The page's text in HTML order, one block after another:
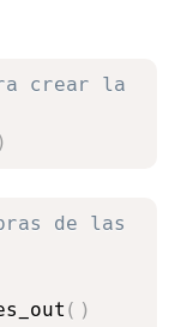
crear la
)
de las
( )